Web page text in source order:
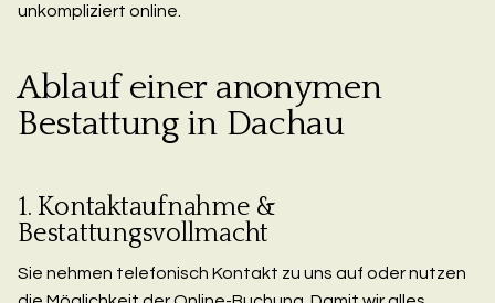
unkompliziert online.
Ablauf einer anonymen
Bestattung in Dachau
1. Kontaktaufnahme &
Bestattungsvollmacht
Sie nehmen telefonisch Kontakt zu uns auf oder nutzen